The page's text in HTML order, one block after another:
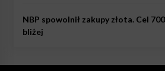
NBP spowolnił zakupy złota. Cel
bliżej